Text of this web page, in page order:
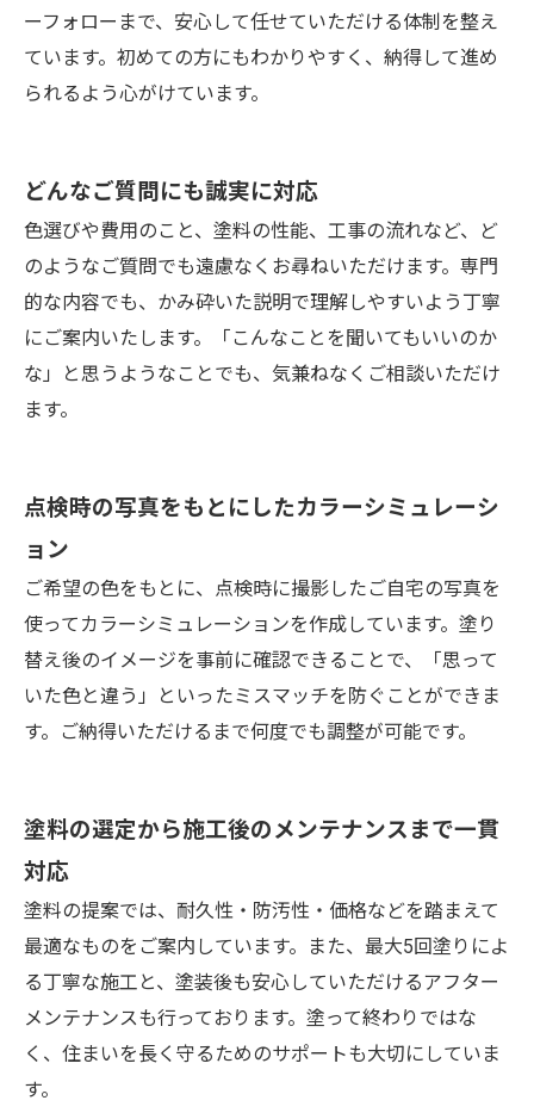
ーフォローまで、安心して任せていただける体制を整え
ています。初めての方にもわかりやすく、納得して進め
られるよう心がけています。
どんなご質問にも誠実に対応
色選びや費用のこと、塗料の性能、工事の流れなど、ど
のようなご質問でも遠慮なくお尋ねいただけます。専門
的な内容でも、かみ砕いた説明で理解しやすいよう丁寧
にご案内いたします。「こんなことを聞いてもいいのか
な」と思うようなことでも、気兼ねなくご相談いただけ
ます。
点検時の写真をもとにしたカラーシミュレーシ
ョン
ご希望の色をもとに、点検時に撮影したご自宅の写真を
使ってカラーシミュレーションを作成しています。塗り
替え後のイメージを事前に確認できることで、「思って
いた色と違う」といったミスマッチを防ぐことができま
す。ご納得いただけるまで何度でも調整が可能です。
塗料の選定から施工後のメンテナンスまで一貫
対応
塗料の提案では、耐久性・防汚性・価格などを踏まえて
最適なものをご案内しています。また、最大5回塗りによ
る丁寧な施工と、塗装後も安心していただけるアフター
メンテナンスも行っております。塗って終わりではな
く、住まいを長く守るためのサポートも大切にしていま
す。